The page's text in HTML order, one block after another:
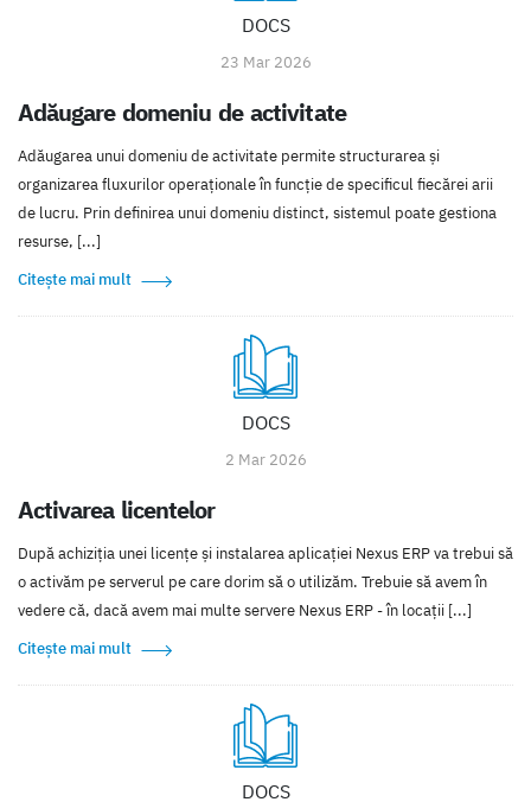
DOCS
23 Mar 2026
Adăugare domeniu de activitate
Adăugarea unui domeniu de activitate permite structurarea și
organizarea fluxurilor operaționale în funcție de specificul fiecărei arii
de lucru. Prin definirea unui domeniu distinct, sistemul poate gestiona
resurse, [...]
Citește mai mult
DOCS
2 Mar 2026
Activarea licentelor
După achiziţia unei licenţe şi instalarea aplicaţiei Nexus ERP va trebui să
o activăm pe serverul pe care dorim să o utilizăm. Trebuie să avem în
vedere că, dacă avem mai multe servere Nexus ERP - în locaţii [...]
Citește mai mult
DOCS